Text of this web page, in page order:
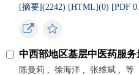
[摘要](2242) [HTML](0) [PDF
中西部地区基层中医药服
陈曼莉 , 徐海洋 , 张维斌 ,
等